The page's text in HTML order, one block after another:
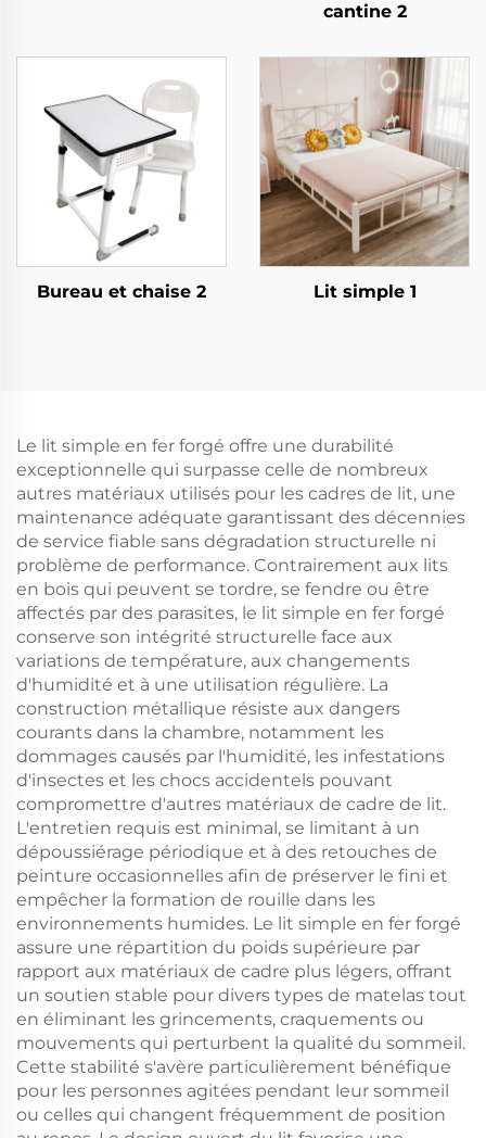
cantine 2
Bureau et chaise 2 Lit simple 1
Le lit simple en fer forgé offre une durabilité
exceptionnelle qui surpasse celle de nombreux
autres matériaux utilisés pour les cadres de lit, une
maintenance adéquate garantissant des décennies
de service fiable sans dégradation structurelle ni
problème de performance. Contrairement aux lits
en bois qui peuvent se tordre, se fendre ou être
affectés par des parasites, le lit simple en fer forgé
conserve son intégrité structurelle face aux
variations de température, aux changements
d'humidité et à une utilisation régulière. La
construction métallique résiste aux dangers
courants dans la chambre, notamment les
dommages causés par l'humidité, les infestations
d'insectes et les chocs accidentels pouvant
compromettre d'autres matériaux de cadre de lit.
L'entretien requis est minimal, se limitant à un
dépoussiérage périodique et à des retouches de
peinture occasionnelles afin de préserver le fini et
empêcher la formation de rouille dans les
environnements humides. Le lit simple en fer forgé
assure une répartition du poids supérieure par
rapport aux matériaux de cadre plus légers, offrant
un soutien stable pour divers types de matelas tout
en éliminant les grincements, craquements ou
mouvements qui perturbent la qualité du sommeil.
Cette stabilité s'avère particulièrement bénéfique
pour les personnes agitées pendant leur sommeil
ou celles qui changent fréquemment de position